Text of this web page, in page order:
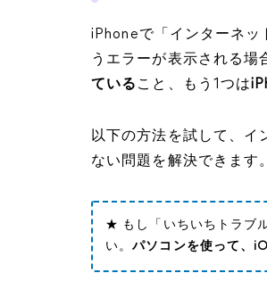
iPhoneで「インターネッ
うエラーが表示される場
ている こと、もう1つは
以下の方法を試して、イ
ない問題を解決できます。
★ もし「いちいちトラブ
い。パソコンを使って、